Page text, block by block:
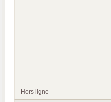
Hors ligne